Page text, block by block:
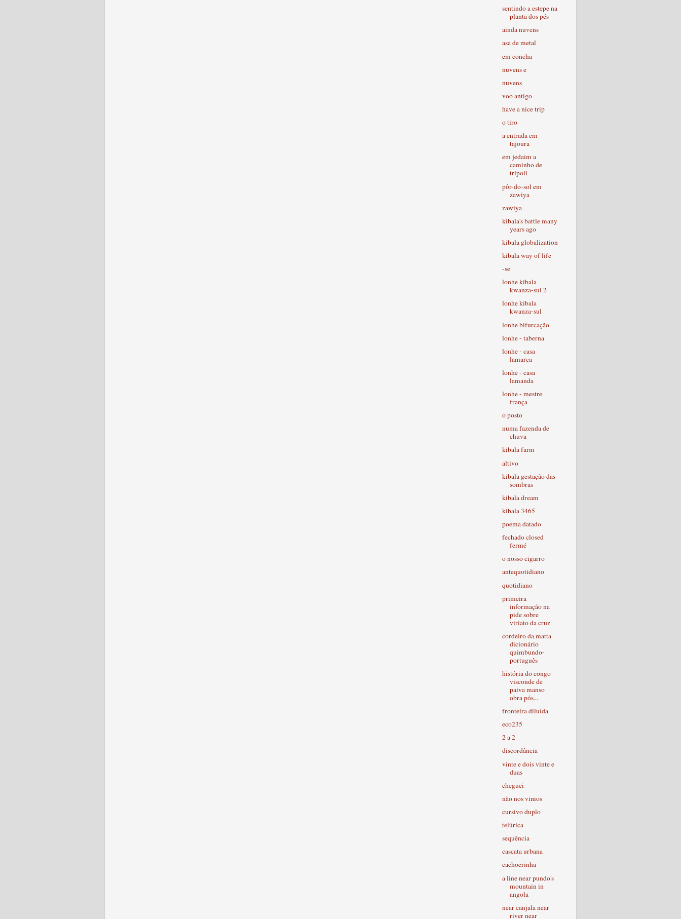
sentindo a estepe na
planta dos pés
ainda nuvens
asa de metal
em concha
nuvens e
nuvens
voo antigo
have a nice trip
o tiro
a entrada em
tajoura
em jedaim a
caminho de
tripoli
pôr-do-sol em
zawiya
zawiya
kibala's battle many
years ago
kibala globalization
kibala way of life
-se
lonhe kibala
kwanza-sul 2
lonhe kibala
kwanza-sul
lonhe bifurcação
lonhe - taberna
lonhe - casa
lamarca
lonhe - casa
lamanda
lonhe - mestre
frança
o posto
numa fazenda de
chuva
kibala farm
altivo
kibala gestação das
sombras
kibala dream
kibala 3465
poema datado
fechado closed
fermé
o nosso cigarro
antequotidiano
quotidiano
primeira
informação na
pide sobre
viriato da cruz
cordeiro da matta
dicionário
quimbundo-
português
história do congo
visconde de
paiva manso
obra pós...
fronteira diluída
eco235
2 a 2
discordância
vinte e dois vinte e
duas
cheguei
não nos vimos
cursivo duplo
telúrica
sequência
cascata urbana
cachoerinha
a line near pundo's
mountain in
angola
near canjala near
river near